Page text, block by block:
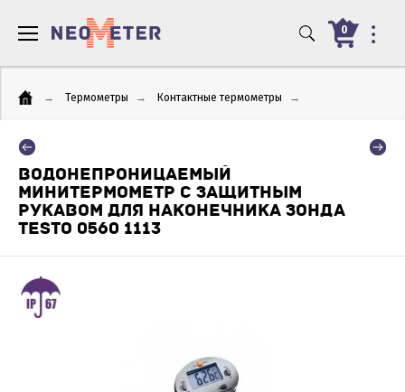
0
→ Термометры → Контактные термометры →
ВОДОНЕПРОНИЦАЕМЫЙ
МИНИТЕРМОМЕТР С ЗАЩИТНЫМ
РУКАВОМ ДЛЯ НАКОНЕЧНИКА ЗОНДА
TESTO 0560 1113